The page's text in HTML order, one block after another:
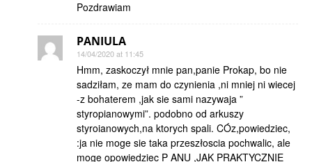
Pozdrawiam
PANIULA
14/04/2020 at 11:45
Hmm, zaskoczył mnie pan,panie Prokap, bo nie
sadziłam, ze mam do czynienia ,ni mniej ni wiecej
-z bohaterem ,jak sie sami nazywaja ”
styropianowymi”. podobno od arkuszy
styroianowych,na ktorych spali. CÓz,powiedziec,
:ja nie moge sie taka przeszłoscia pochwalic, ale
moge opowiedziec P ANU ,JAK PRAKTYCZNIE